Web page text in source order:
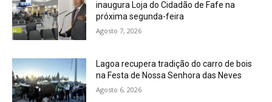
inaugura Loja do Cidadão de Fafe na
próxima segunda-feira
Agosto 7, 2026
Lagoa recupera tradição do carro de bois
na Festa de Nossa Senhora das Neves
Agosto 6, 2026